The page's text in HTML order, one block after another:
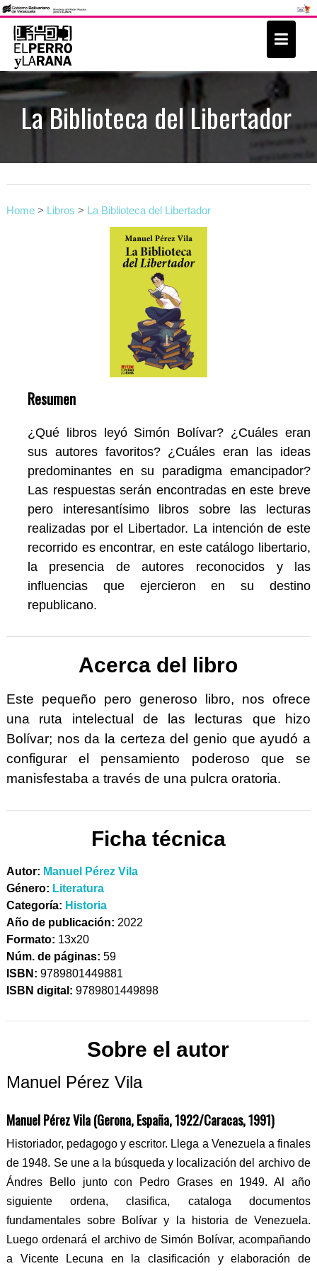
p
t
La Biblioteca del Libertador
Home> Libros > La Biblioteca del Libertador
Resumen
¿Qué libros leyó Simón Bolívar? ¿Cuáles eran
sus autores favoritos? ¿Cuáles eran las ideas
predominantes en su paradigma emancipador?
Las respuestas serán encontradas en este breve
pero interesantísimo libros sobre las lecturas
realizadas por el Libertador. La intención de este
recorrido es encontrar, en este catálogo libertario,
la presencia de autores reconocidos y las
influencias que ejercieron en su destino
republicano.
Acerca del libro
Este pequeño pero generoso libro, nos ofrece
una ruta intelectual de las lecturas que hizo
Bolívar; nos da la certeza del genio que ayudó a
configurar el pensamiento poderoso que se
manisfestaba a través de una pulcra oratoria.
Ficha técnica
Autor: Manuel Pérez Vila
Género: Literatura
Categoría: Historia
Año de publicación: 2022
Formato: 13x20
Núm. de páginas: 59
ISBN: 9789801449881
ISBN digital: 9789801449898
Sobre el autor
Manuel Pérez Vila
Manuel Pérez Vila (Gerona, España, 1922/Caracas, 1991)
Historiador, pedagogo y escritor. Llega a Venezuela a finales
de 1948. Se une a la búsqueda y localización del archivo de
Ándres Bello junto con Pedro Grases en 1949. Al año
siguiente ordena, clasifica, cataloga documentos
fundamentales sobre Bolívar y la historia de Venezuela.
Luego ordenará el archivo de Simón Bolívar, acompañando
a Vicente Lecuna en la clasificación y elaboración de